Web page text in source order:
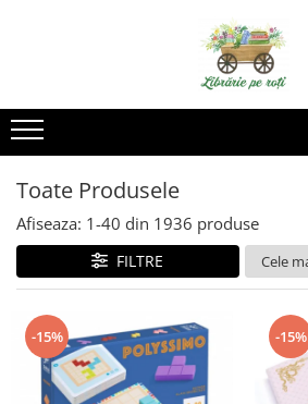
Toate Produsele
Afiseaza: 1-40 din 1936 produse
FILTRE
-15% -15%